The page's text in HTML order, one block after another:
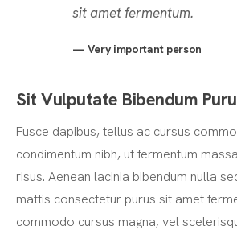
sit amet fermentum.
Very important person
Sit Vulputate Bibendum
Fusce dapibus, tellus ac cursus
condimentum nibh, ut fermentum
risus. Aenean lacinia bibendum nulla
mattis consectetur purus sit amet
commodo cursus magna, vel